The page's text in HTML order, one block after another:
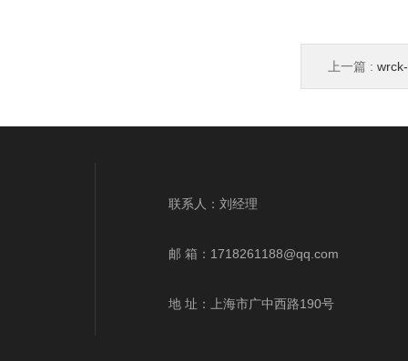
上一篇 :
联系人：刘经理
邮 箱： 1718261188@qq.com
地 址：上海市广中西路190号